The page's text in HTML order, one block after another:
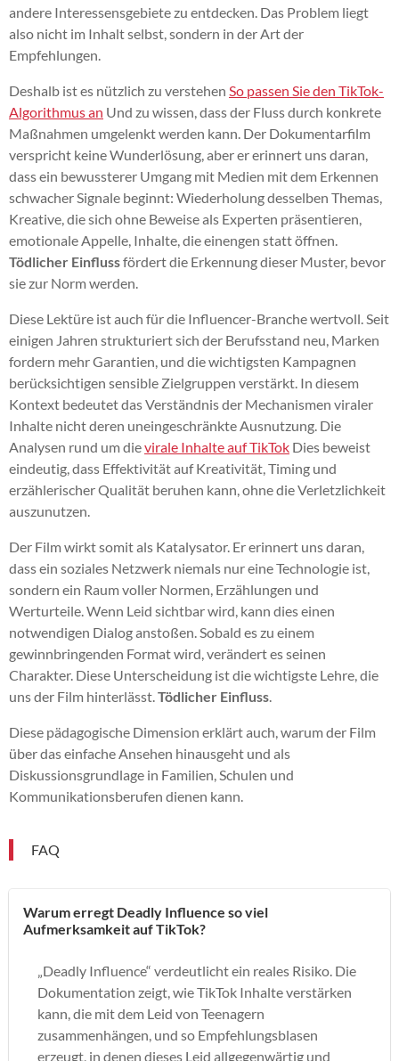
andere Interessensgebiete zu entdecken. Das Problem liegt
also nicht im Inhalt selbst, sondern in der Art der
Empfehlungen.
Deshalb ist es nützlich zu verstehen So passen Sie den TikTok-
Algorithmus an Und zu wissen, dass der Fluss durch konkrete
Maßnahmen umgelenkt werden kann. Der Dokumentarfilm
verspricht keine Wunderlösung, aber er erinnert uns daran,
dass ein bewussterer Umgang mit Medien mit dem Erkennen
schwacher Signale beginnt: Wiederholung desselben Themas,
Kreative, die sich ohne Beweise als Experten präsentieren,
emotionale Appelle, Inhalte, die einengen statt öffnen.
Tödlicher Einflussfördert die Erkennung dieser Muster, bevor
sie zur Norm werden.
Diese Lektüre ist auch für die Influencer-Branche wertvoll. Seit
einigen Jahren strukturiert sich der Berufsstand neu, Marken
fordern mehr Garantien, und die wichtigsten Kampagnen
berücksichtigen sensible Zielgruppen verstärkt. In diesem
Kontext bedeutet das Verständnis der Mechanismen viraler
Inhalte nicht deren uneingeschränkte Ausnutzung. Die
Analysen rund um dievirale Inhalte auf TikTok Dies beweist
eindeutig, dass Effektivität auf Kreativität, Timing und
erzählerischer Qualität beruhen kann, ohne die Verletzlichkeit
auszunutzen.
Der Film wirkt somit als Katalysator. Er erinnert uns daran,
dass ein soziales Netzwerk niemals nur eine Technologie ist,
sondern ein Raum voller Normen, Erzählungen und
Werturteile. Wenn Leid sichtbar wird, kann dies einen
notwendigen Dialog anstoßen. Sobald es zu einem
gewinnbringenden Format wird, verändert es seinen
Charakter. Diese Unterscheidung ist die wichtigste Lehre, die
uns der Film hinterlässt. Tödlicher Einfluss
Diese pädagogische Dimension erklärt auch, warum der Film
über das einfache Ansehen hinausgeht und als
Diskussionsgrundlage in Familien, Schulen und
Kommunikationsberufen dienen kann.
FAQ
Warum erregt Deadly Influence so viel
Aufmerksamkeit auf TikTok?
„Deadly Influence“ verdeutlicht ein reales Risiko. Die
Dokumentation zeigt, wie TikTok Inhalte verstärken
kann, die mit dem Leid von Teenagern
zusammenhängen, und so Empfehlungsblasen
erzeugt, in denen dieses Leid allgegenwärtig und